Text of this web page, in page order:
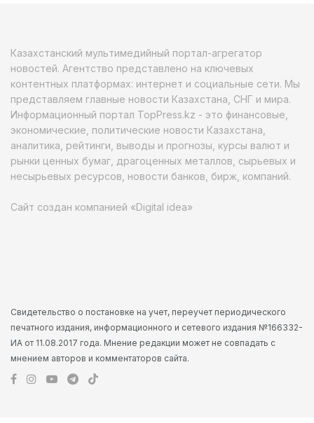
Казахстанский мультимедийный портал-агрегатор
новостей. Агентство представлено на ключевых
контентных платформах: интернет и социальные сети. Мы
представляем главные новости Казахстана, СНГ и мира.
Информационный портал TopPress.kz - это финансовые,
экономические, политические новости Казахстана,
аналитика, рейтинги, выводы и прогнозы, курсы валют и
рынки ценных бумаг, драгоценных металлов, сырьевых и
несырьевых ресурсов, новости банков, бирж, компаний.
Сайт создан компанией «Digital idea»
Свидетельство о постановке на учет, переучет периодического
печатного издания, информационного и сетевого издания №166332-
ИА от 11.08.2017 года. Мнение редакции может не совпадать с
мнением авторов и комментаторов сайта.